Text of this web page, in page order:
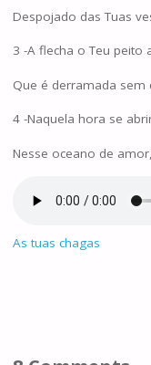
Despojado das Tuas
3 -A flecha o Teu peito
Que é derramada sem
4 -Naquela hora se
Nesse oceano de
As tuas chagas